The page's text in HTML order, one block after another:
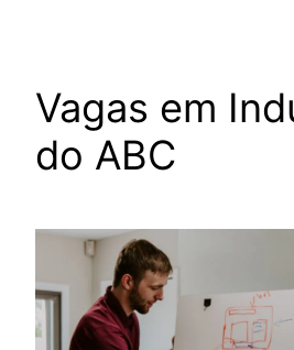
Vagas em
do ABC